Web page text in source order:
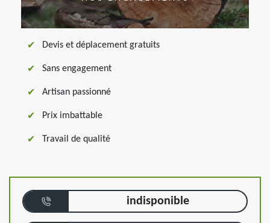
Devis et déplacement gratuits
Sans engagement
Artisan passionné
Prix imbattable
Travail de qualité
indisponible